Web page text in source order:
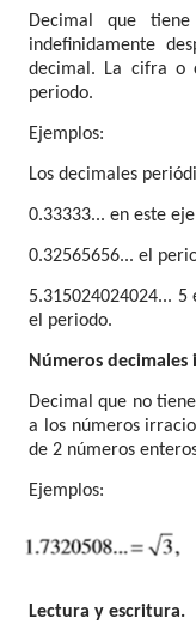
Decimal que
indeﬁnidamente
decimal. La cifra o
periodo.
Ejemplos:
Los decimales
0.33333... en este
0.32565656... el
5.315024024024...
el periodo.
Números
Decimal que no
a los números
de 2 números
Ejemplos:
Lectura y escritura.